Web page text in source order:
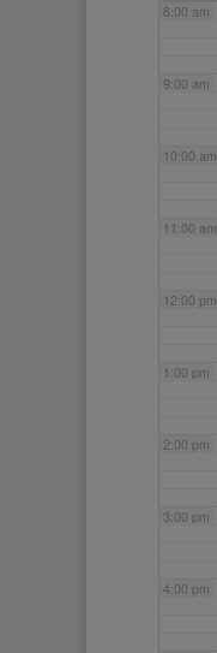
8:00 am
9:00 am
10:00 am
11:00 am
12:00 pm
1:00 pm
2:00 pm
3:00 pm
4:00 pm